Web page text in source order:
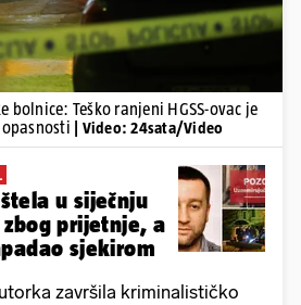
bolnice: Teško ranjeni HGSS-ovac je
| Video: 24sata/Video
u siječnju
prijetnje, a
sjekirom
završila kriminalističko